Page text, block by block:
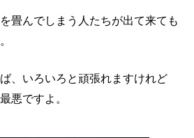
畳んでしまう人たちが出て来ても
、いろいろと頑張れますけれど
悪ですよ。